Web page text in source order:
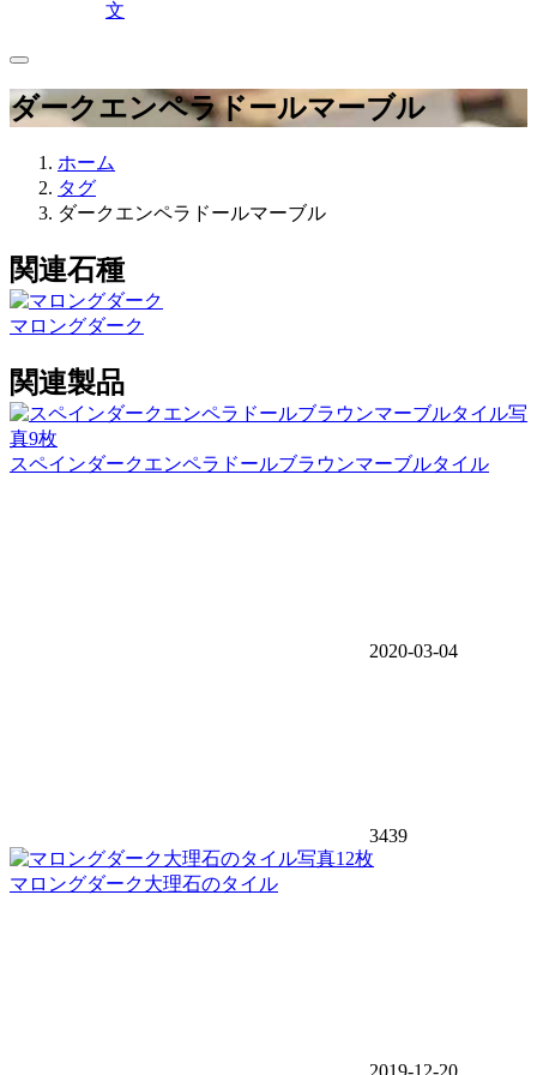
文
ダークエンペラドールマーブル
ホーム
タグ
ダークエンペラドールマーブル
関連石種
マロングダーク
関連製品
写
真9枚
スペインダークエンペラドールブラウンマーブルタイル
2020-03-04
3439
写真12枚
マロングダーク大理石のタイル
2019-12-20